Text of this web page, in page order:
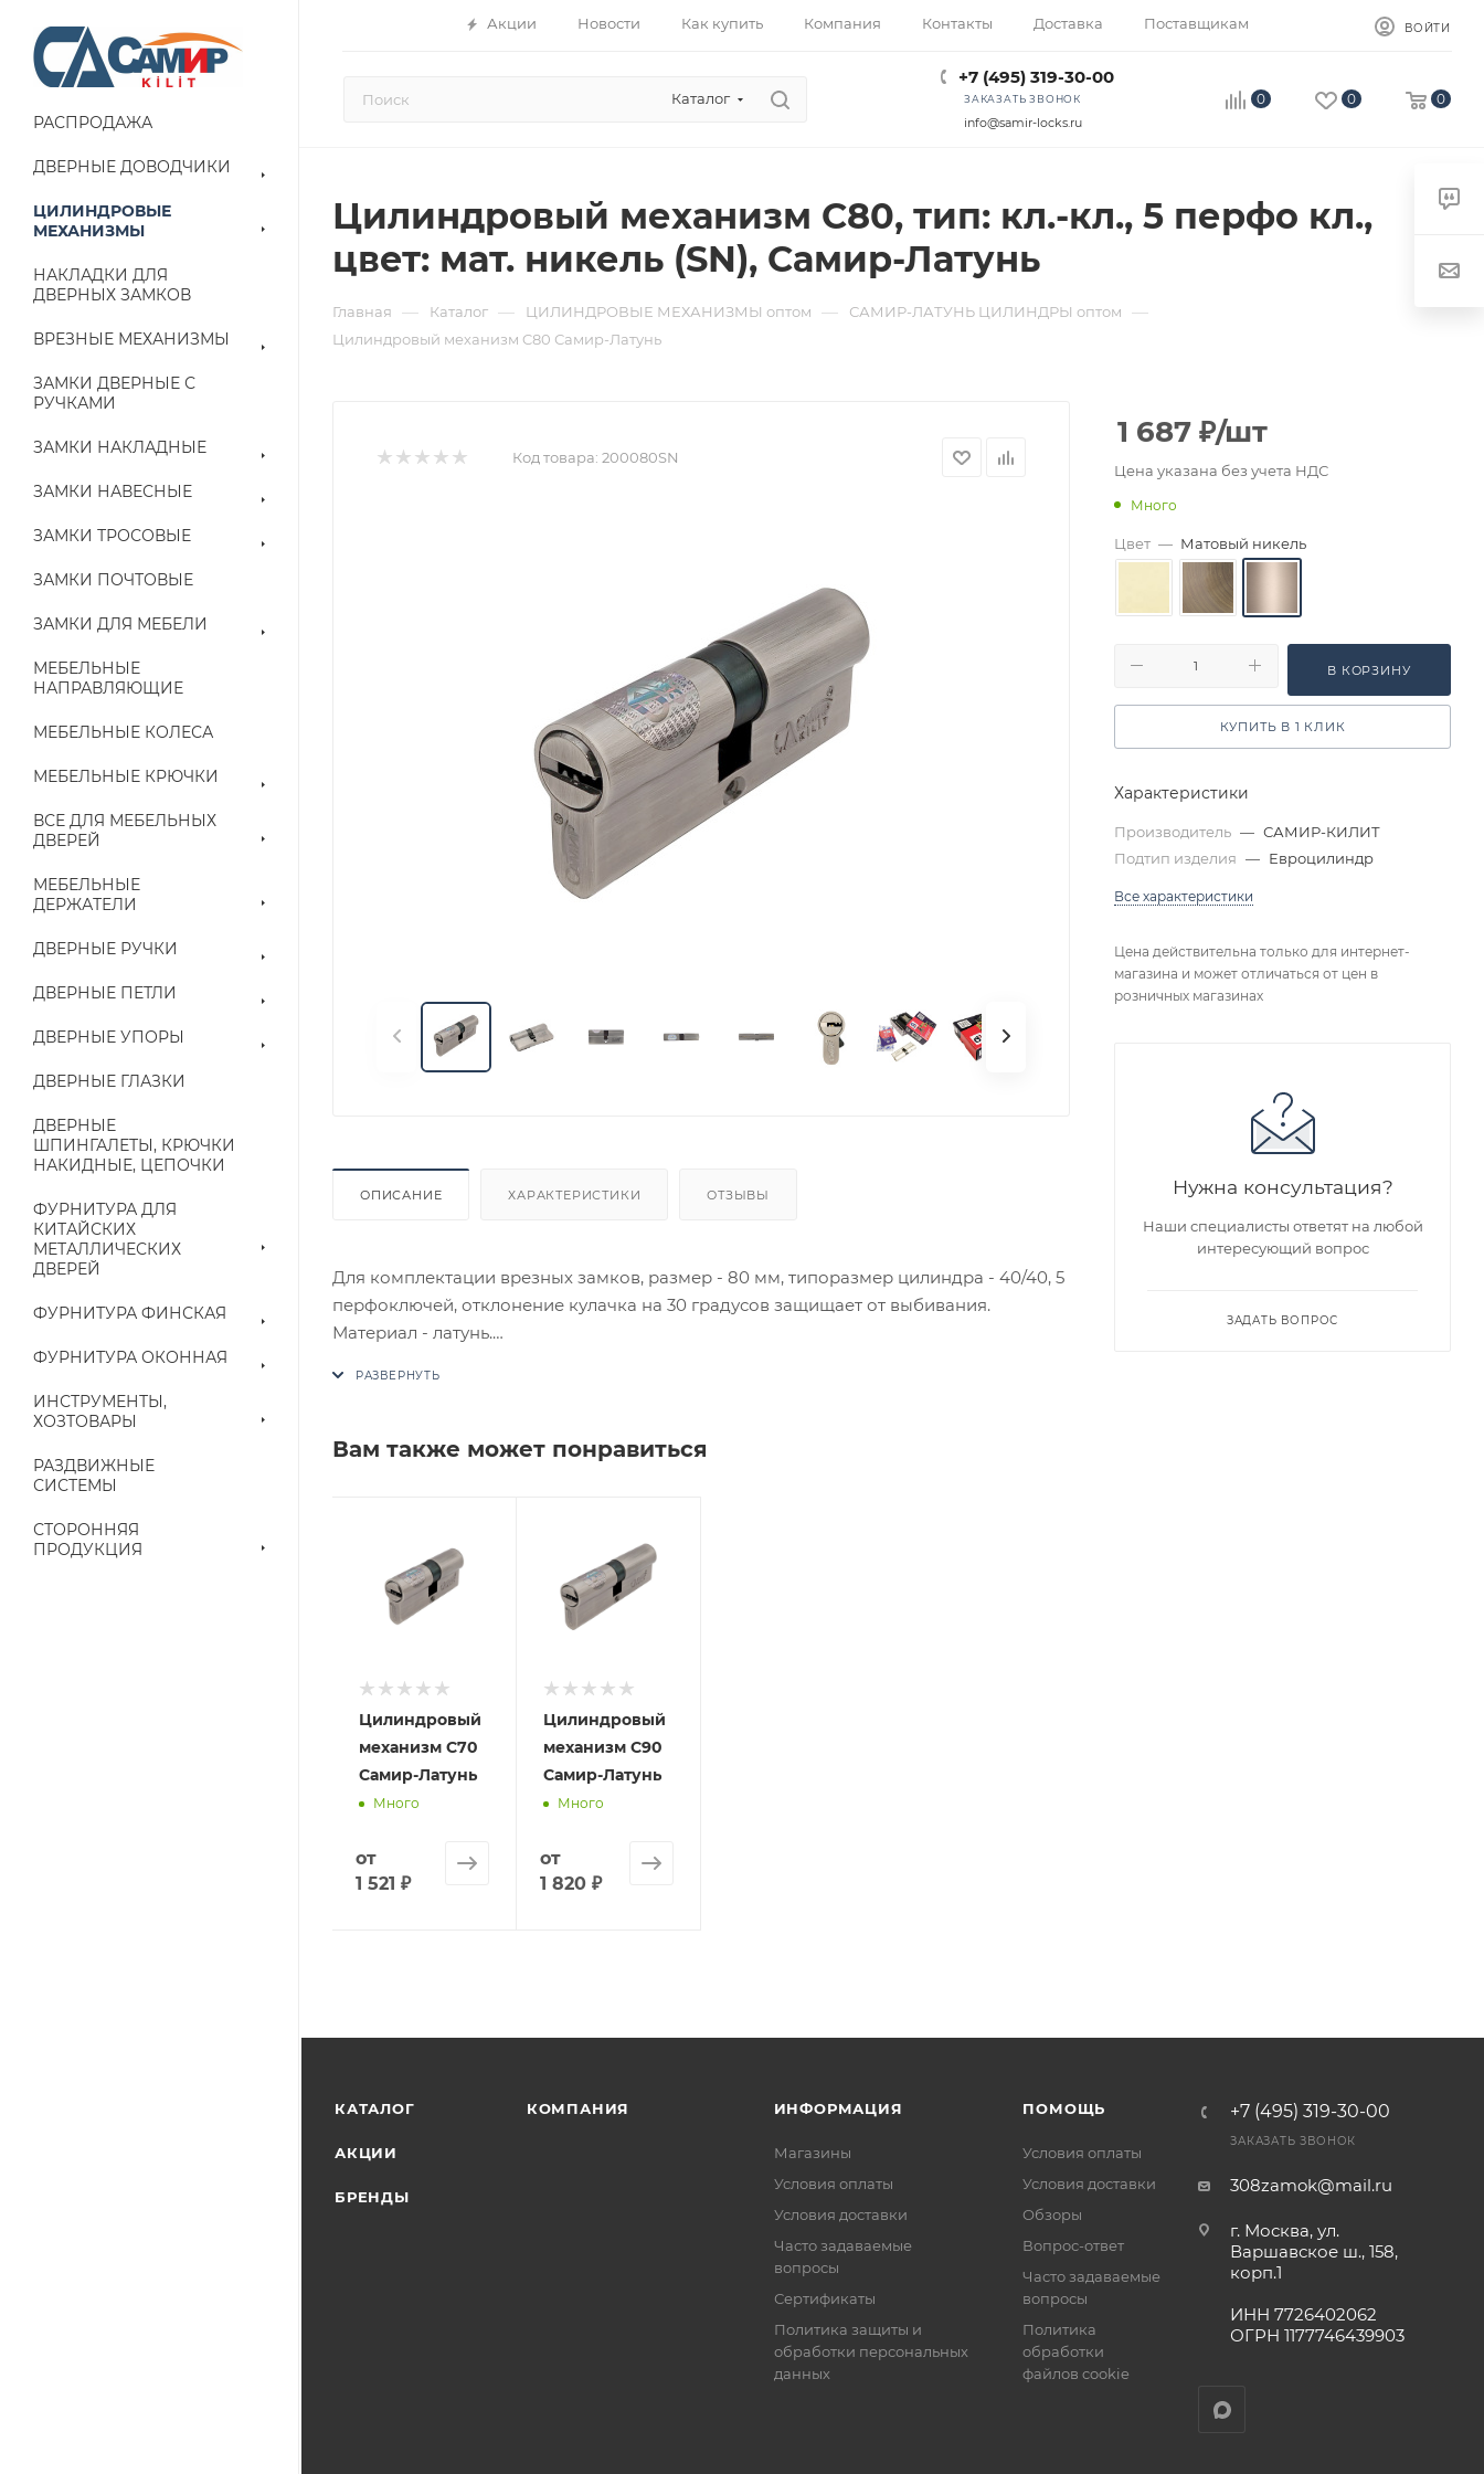
Акции Новости Как купить Компания Контакты Доставка Поставщикам ВОЙТИ
Каталог
+7 (495) 319-30-00
ЗАКАЗАТЬ ЗВОНОК
info@samir-locks.ru
0 0 0
РАСПРОДАЖА
ДВЕРНЫЕ ДОВОДЧИКИ
ЦИЛИНДРОВЫЕ
МЕХАНИЗМЫ
НАКЛАДКИ ДЛЯ
ДВЕРНЫХ ЗАМКОВ
ВРЕЗНЫЕ МЕХАНИЗМЫ
ЗАМКИ ДВЕРНЫЕ С
РУЧКАМИ
ЗАМКИ НАКЛАДНЫЕ
ЗАМКИ НАВЕСНЫЕ
ЗАМКИ ТРОСОВЫЕ
ЗАМКИ ПОЧТОВЫЕ
ЗАМКИ ДЛЯ МЕБЕЛИ
МЕБЕЛЬНЫЕ
НАПРАВЛЯЮЩИЕ
МЕБЕЛЬНЫЕ КОЛЕСА
МЕБЕЛЬНЫЕ КРЮЧКИ
ВСЕ ДЛЯ МЕБЕЛЬНЫХ
ДВЕРЕЙ
МЕБЕЛЬНЫЕ
ДЕРЖАТЕЛИ
ДВЕРНЫЕ РУЧКИ
ДВЕРНЫЕ ПЕТЛИ
ДВЕРНЫЕ УПОРЫ
ДВЕРНЫЕ ГЛАЗКИ
ДВЕРНЫЕ
ШПИНГАЛЕТЫ, КРЮЧКИ
НАКИДНЫЕ, ЦЕПОЧКИ
ФУРНИТУРА ДЛЯ
КИТАЙСКИХ
МЕТАЛЛИЧЕСКИХ
ДВЕРЕЙ
ФУРНИТУРА ФИНСКАЯ
ФУРНИТУРА ОКОННАЯ
ИНСТРУМЕНТЫ,
ХОЗТОВАРЫ
РАЗДВИЖНЫЕ
СИСТЕМЫ
СТОРОННЯЯ
ПРОДУКЦИЯ
Цилиндровый механизм C80, тип: кл.-кл., 5 перфо кл.,
цвет: мат. никель (SN), Самир-Латунь
Главная — Каталог — ЦИЛИНДРОВЫЕ МЕХАНИЗМЫ оптом — САМИР-ЛАТУНЬ ЦИЛИНДРЫ оптом —
Цилиндровый механизм C80 Самир-Латунь
Код товара: 200080SN
ОПИСАНИЕ ХАРАКТЕРИСТИКИ ОТЗЫВЫ
Для комплектации врезных замков, размер - 80 мм, типоразмер цилиндра - 40/40, 5
перфоключей, отклонение кулачка на 30 градусов защищает от выбивания.
Материал - латунь.
Конечная цена будет отображена в высланном счете после проверки товара на
наличие на складе. Фактом подтверждения покупки будет считаться оплата
выставленного счета.
Вам также может понравиться
Цилиндровый
механизм C70
Самир-Латунь
Много
от
1 521 ₽
Цилиндровый
механизм C90
Самир-Латунь
Много
от
1 820 ₽
1 687 ₽/шт
Цена указана без учета НДС
Много
Цвет — Матовый никель
В КОРЗИНУ
КУПИТЬ В 1 КЛИК
Характеристики
Производитель — САМИР-КИЛИТ
Подтип изделия — Евроцилиндр
Все характеристики
Цена действительна только для интернет-
магазина и может отличаться от цен в
розничных магазинах
Нужна консультация?
Наши специалисты ответят на любой
интересующий вопрос
ЗАДАТЬ ВОПРОС
КАТАЛОГ
АКЦИИ
БРЕНДЫ
КОМПАНИЯ ИНФОРМАЦИЯ
Магазины
Условия оплаты
Условия доставки
Часто задаваемые
вопросы
Сертификаты
Политика защиты и
обработки персональных
данных
ПОМОЩЬ
Условия оплаты
Условия доставки
Обзоры
Вопрос-ответ
Часто задаваемые
вопросы
Политика
обработки
файлов cookie
+7 (495) 319-30-00
ЗАКАЗАТЬ ЗВОНОК
308zamok@mail.ru
г. Москва, ул.
Варшавское ш., 158,
корп.1
ИНН 7726402062
ОГРН 1177746439903